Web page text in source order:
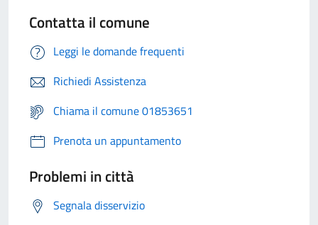
Contatta il comune
Leggi le domande frequenti
Richiedi Assistenza
Chiama il comune 01853651
Prenota un appuntamento
Problemi in città
Segnala disservizio